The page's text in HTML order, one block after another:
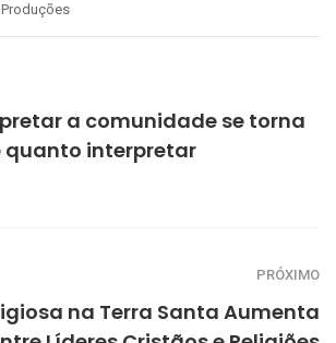
a comunidade se torna
quanto interpretar
PRÓXIMO
na Terra Santa Aumenta